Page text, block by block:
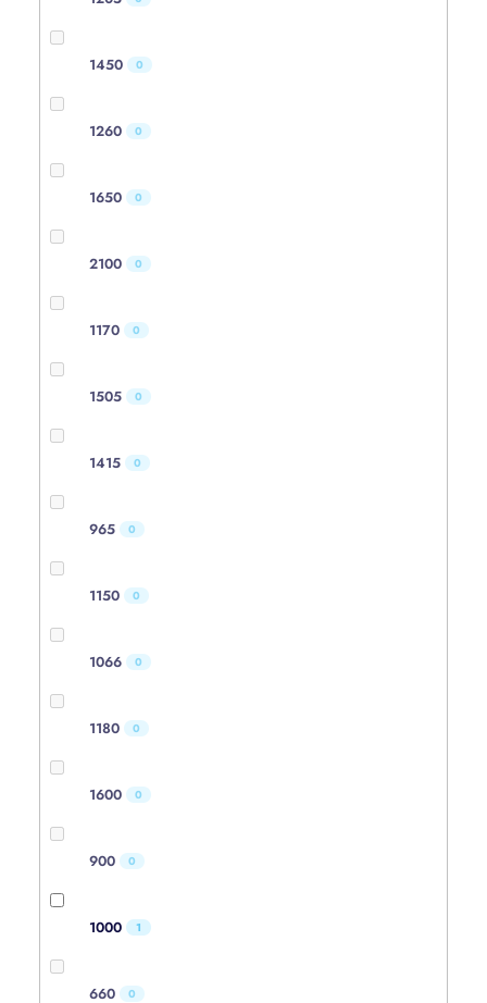
1450 0
1260 0
1650 0
2100 0
1170 0
1505 0
1415 0
965 0
1150 0
1066 0
1180 0
1600 0
900 0
1000 1
660 0